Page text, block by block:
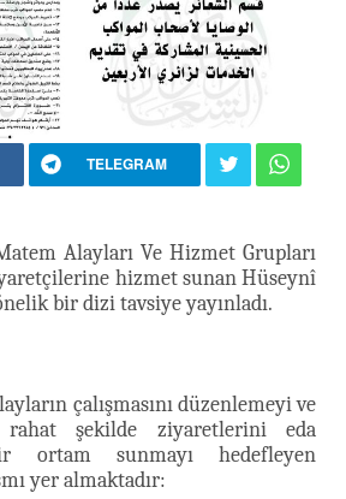
TELEGRAM
Alayları Ve Hizmet Grupları
hizmet sunan Hüseynî
bir dizi tavsiye yayınladı.
çalışmasını düzenlemeyi ve
şekilde ziyaretlerini eda
ortam sunmayı hedefleyen
yer almaktadır: